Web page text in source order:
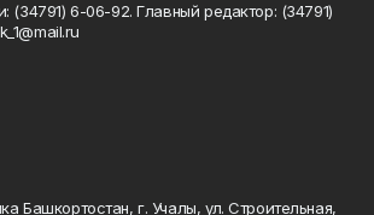
(34791) 6-06-92. Главный редактор: (34791)
Башкортостан, г. Учалы, ул. Строительная,